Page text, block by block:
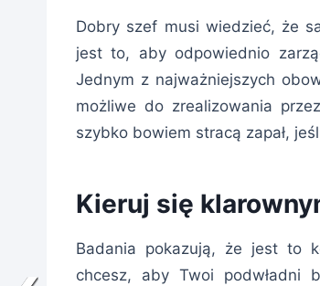
Dobry szef musi wiedzieć, że
jest to, aby odpowiednio
Jednym z najważniejszych
możliwe do zrealizowania
szybko bowiem stracą zapał,
Kieruj się
Badania pokazują, że jest to
chcesz, aby Twoi podwładni